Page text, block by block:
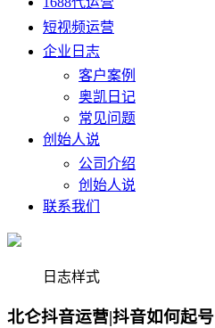
短视频运营
企业日志
客户案例
奥凯日记
常见问题
创始人说
公司介绍
创始人说
联系我们
日志样式
北仑抖音运营|抖音如何起号